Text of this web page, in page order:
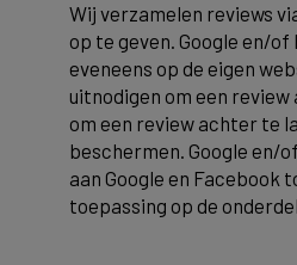
Wij verzamelen reviews
op te geven. Google en/
eveneens op de eigen
uitnodigen om een
om een review achter te
beschermen. Google en/
aan Google en Facebook
toepassing op de